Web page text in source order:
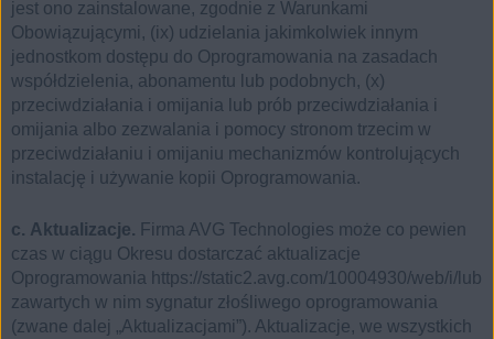
jest ono zainstalowane, zgodnie z Warunkami
Obowiązującymi, (ix) udzielania jakimkolwiek innym
jednostkom dostępu do Oprogramowania na zasadach
współdzielenia, abonamentu lub podobnych, (x)
przeciwdziałania i omijania lub prób przeciwdziałania i
omijania albo zezwalania i pomocy stronom trzecim w
przeciwdziałaniu i omijaniu mechanizmów kontrolujących
instalację i używanie kopii Oprogramowania.
c. Aktualizacje. Firma AVG Technologies może co pewien
czas w ciągu Okresu dostarczać aktualizacje
Oprogramowania https://static2.avg.com/10004930/web/i/lub
zawartych w nim sygnatur złośliwego oprogramowania
(zwane dalej „Aktualizacjami”). Aktualizacje, we wszystkich